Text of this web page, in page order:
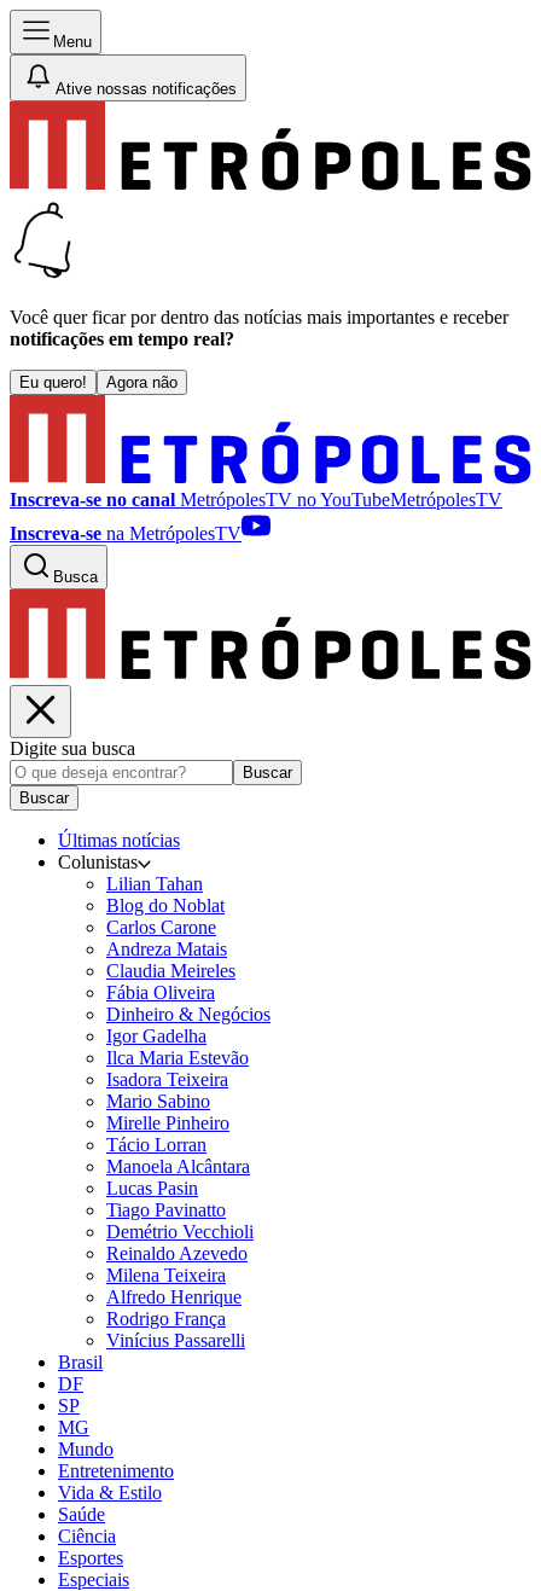
Menu
Ative nossas notificações
Você quer ficar por dentro das notícias mais importantes e receber
notificações em tempo real?
Eu quero! Agora não
Inscreva-se no canal MetrópolesTV noYouTubeMetrópolesTV
Inscreva-se na MetrópolesTV
Busca
Digite sua busca
Buscar
Buscar
Últimas notícias
Colunistas
Lilian Tahan
Blog do Noblat
Carlos Carone
Andreza Matais
Claudia Meireles
Fábia Oliveira
Dinheiro & Negócios
Igor Gadelha
Ilca Maria Estevão
Isadora Teixeira
Mario Sabino
Mirelle Pinheiro
Tácio Lorran
Manoela Alcântara
Lucas Pasin
Tiago Pavinatto
Demétrio Vecchioli
Reinaldo Azevedo
Milena Teixeira
Alfredo Henrique
Rodrigo França
Vinícius Passarelli
Brasil
DF
SP
MG
Mundo
Entretenimento
Vida & Estilo
Saúde
Ciência
Esportes
Especiais